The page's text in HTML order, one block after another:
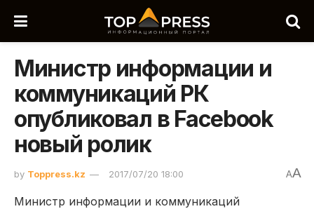
Министр информации и
коммуникаций РК
опубликовал в Facebook
новый ролик
by Toppress.kz 2017/07/20 18:00 AA
Министр информации и коммуникаций